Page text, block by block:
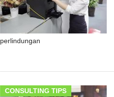
perlindungan
CONSULTING TIPS